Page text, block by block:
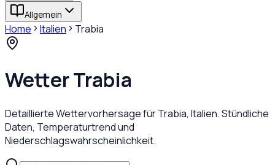
Allgemein
Home Italien Trabia
WetterTrabia
Detaillierte Wettervorhersage fürTrabia, Italien. Stündliche
Daten, Temperaturtrend und
Niederschlagswahrscheinlichkeit.